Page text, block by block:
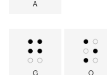
A
G O